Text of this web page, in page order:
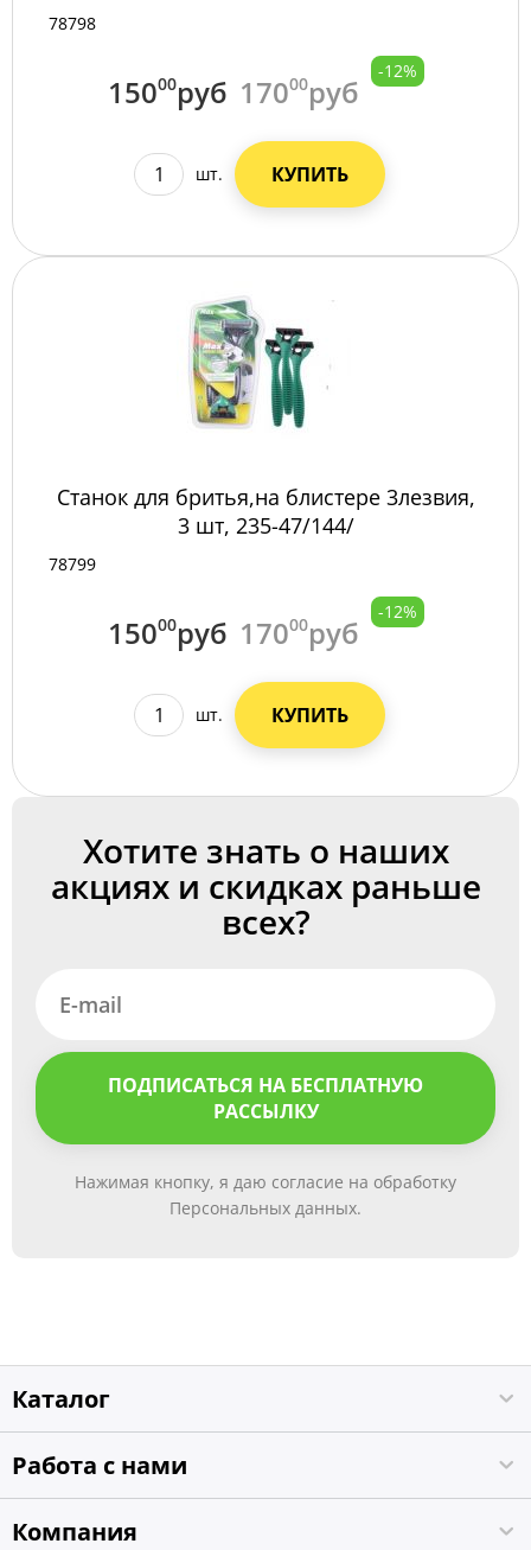
78798
15000руб 17000руб
-12%
шт. КУПИТЬ
Станок для бритья,на блистере 3лезвия,
3 шт, 235-47/144/
78799
15000руб 17000руб
-12%
шт. КУПИТЬ
Хотите знать о наших
акциях и скидках раньше
всех?
ПОДПИСАТЬСЯ НА БЕСПЛАТНУЮ
РАССЫЛКУ
Нажимая кнопку, я даю согласие на обработку
Персональных данных.
Каталог
Работа с нами
Компания